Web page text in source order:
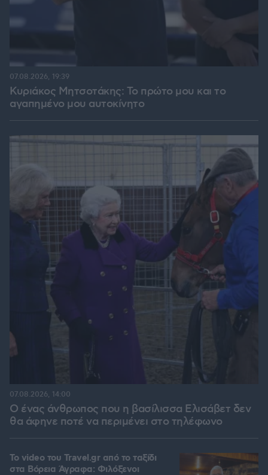
Κυριάκος Μητσοτάκης: Το πρώτο μου και το
αγαπημένο μου αυτοκίνητο
07.08.2026, 19:39
Ο ένας άνθρωπος που η βασίλισσα Ελισάβετ δεν
θα άφηνε ποτέ να περιμένει στο τηλέφωνο
07.08.2026, 14:00
To video του Travel.gr από το ταξίδι
στα Βόρεια Άγραφα: Φιλόξενοι